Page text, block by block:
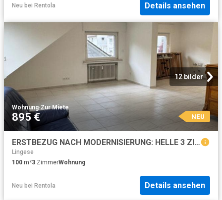
Neu bei Rentola Details ansehen
12 bilder
Wohnung·Zur Miete
895 € NEU
ERSTBEZUG NACH MODERNISIERUNG: HELLE 3 ZIMMER WOHNUNG IM 2 FAM. HAUS IN GUTER WOHNLAGE VON RADEVORMWALD
Lingese
100 m²3 ZimmerWohnung
Neu bei Rentola Details ansehen